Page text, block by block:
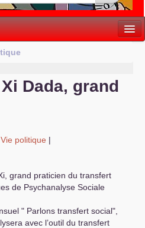
Dada, grand
Vie politique |
grand praticien du transfert
de Psychanalyse Sociale
" Parlons transfert social",
avec l’outil du transfert